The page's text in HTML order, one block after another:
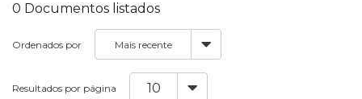
0 Documentos listados
Ordenados por
Resultados por página